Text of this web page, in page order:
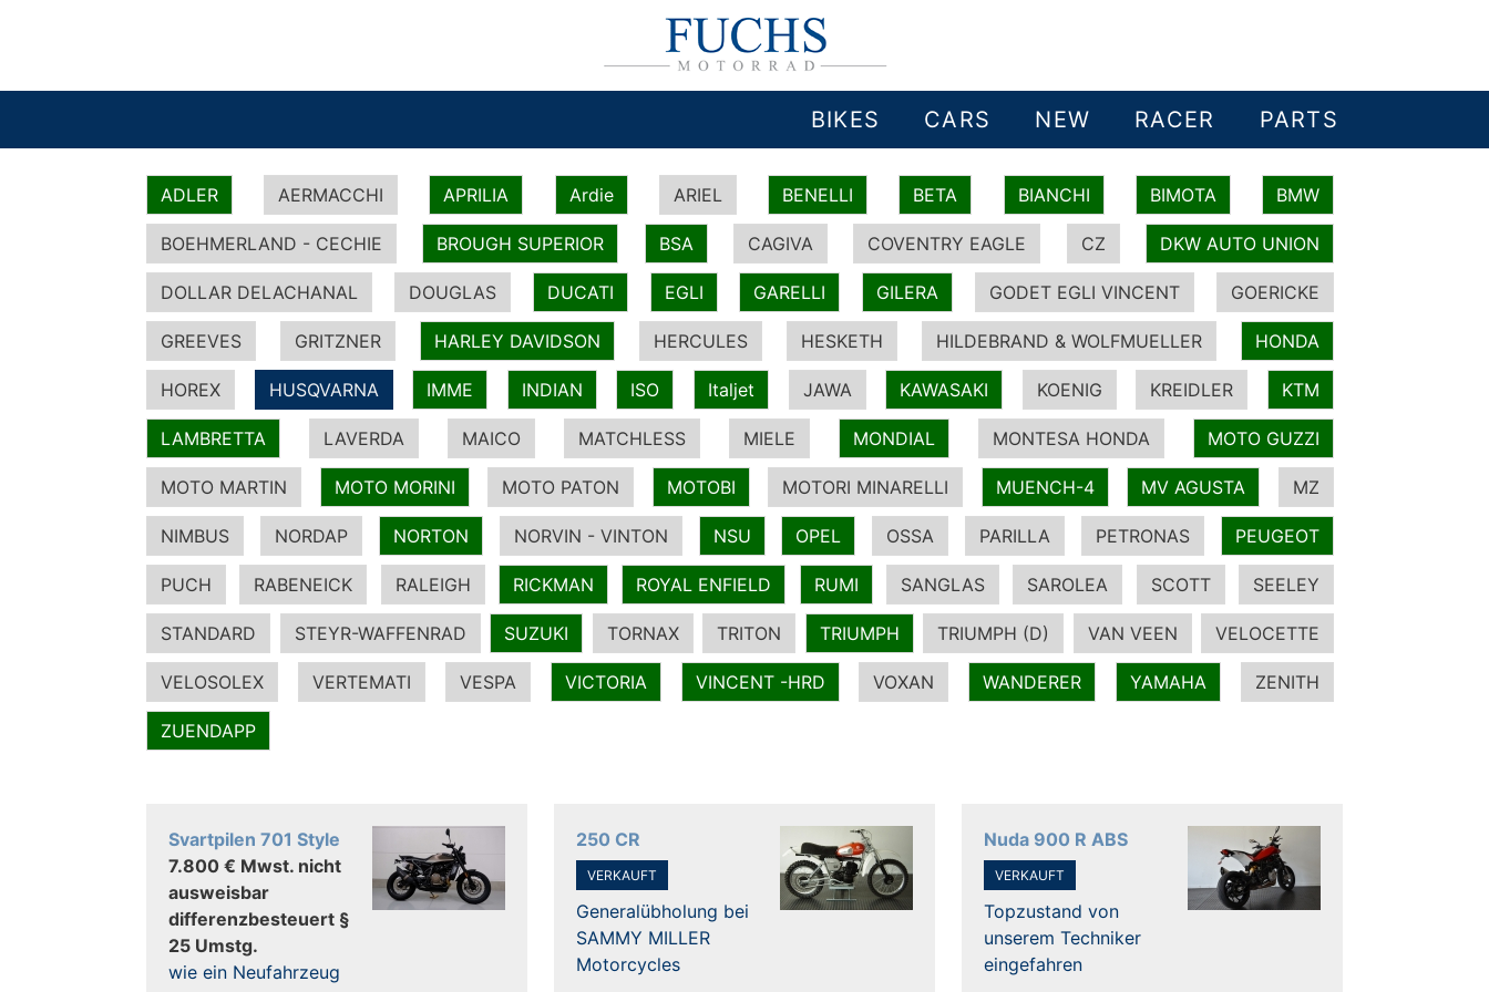
BIKES CARS NEW RACER PARTS
ADLER AERMACCHI APRILIA Ardie ARIEL BENELLI BETA BIANCHI BIMOTA BMW
BOEHMERLAND - CECHIE BROUGH SUPERIOR BSA CAGIVA COVENTRY EAGLE CZ DKW AUTO UNION
DOLLAR DELACHANAL DOUGLAS DUCATI EGLI GARELLI GILERA GODET EGLI VINCENT GOERICKE
GREEVES GRITZNER HARLEY DAVIDSON HERCULES HESKETH HILDEBRAND & WOLFMUELLER HONDA
HOREX HUSQVARNA IMME INDIAN ISO Italjet JAWA KAWASAKI KOENIG KREIDLER KTM
LAMBRETTA LAVERDA MAICO MATCHLESS MIELE MONDIAL MONTESA HONDA MOTO GUZZI
MOTO MARTIN MOTO MORINI MOTO PATON MOTOBI MOTORI MINARELLI MUENCH-4 MV AGUSTA MZ
NIMBUS NORDAP NORTON NORVIN - VINTON NSU OPEL OSSA PARILLA PETRONAS PEUGEOT
PUCH RABENEICK RALEIGH RICKMAN ROYAL ENFIELD RUMI SANGLAS SAROLEA SCOTT SEELEY
STANDARD STEYR-WAFFENRAD SUZUKI TORNAX TRITON TRIUMPH TRIUMPH (D) VAN VEEN VELOCETTE
VELOSOLEX VERTEMATI VESPA VICTORIA VINCENT -HRD VOXAN WANDERER YAMAHA ZENITH
ZUENDAPP
Svartpilen 701 Style
7.800 € Mwst. nicht
ausweisbar
differenzbesteuert §
25 Umstg.
wie ein Neufahrzeug
250 CR
VERKAUFT
Generalübholung bei
SAMMY MILLER
Motorcycles
Nuda 900 R ABS
VERKAUFT
Topzustand von
unserem Techniker
eingefahren